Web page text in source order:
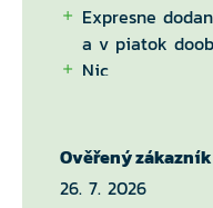
Expresne
a v piatok
Nic
Ověřený zákazník
26. 7. 2026